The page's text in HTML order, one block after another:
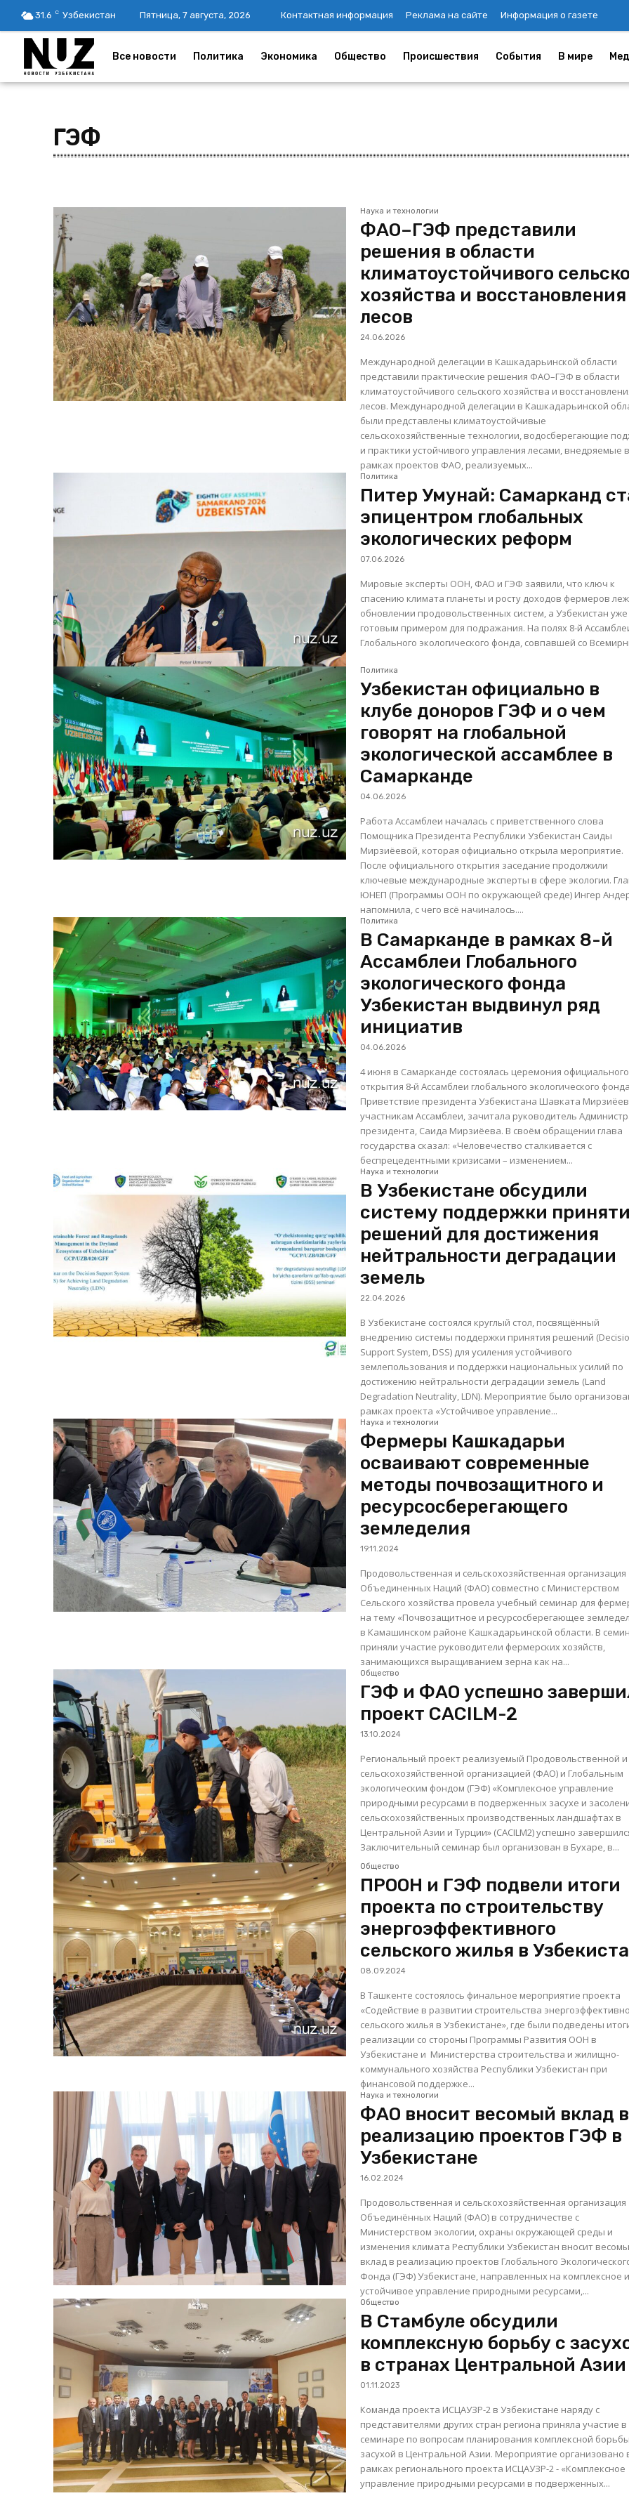
31.6 C Узбекистан Пятница, 7 августа, 2026 Контактная информация Реклама на сайте Информация о газете
Все новости Политика Экономика Общество Происшествия События В мире
ГЭФ
Наука и технологии
ФАО–ГЭФ представили
решения в области
климатоустойчивого
хозяйства и восстановления
лесов
24.06.2026
Международной делегации в Кашкадарьинской области
представили практические решения ФАО–ГЭФ в области
климатоустойчивого сельского хозяйства и
лесов. Международной делегации в Кашкадарьинской области
были представлены климатоустойчивые
сельскохозяйственные технологии, водосберегающие
и практики устойчивого управления лесами, внедряемые
рамках проектов ФАО, реализуемых...
Политика
Питер Умунай: Самарканд
эпицентром глобальных
экологических реформ
07.06.2026
Мировые эксперты ООН, ФАО и ГЭФ заявили, что ключ к
спасению климата планеты и росту доходов фермеров
обновлении продовольственных систем, а Узбекистан уже
готовым примером для подражания. На полях 8-й Ассамблеи
Глобального экологического фонда, совпавшей со
Политика
Узбекистан официально в
клубе доноров ГЭФ и о чем
говорят на глобальной
экологической ассамблее в
Самарканде
04.06.2026
Работа Ассамблеи началась с приветственного слова
Помощника Президента Республики Узбекистан Саиды
Мирзиёевой, которая официально открыла мероприятие.
После официального открытия заседание продолжили
ключевые международные эксперты в сфере экологии. Глава
ЮНЕП (Программы ООН по окружающей среде) Ингер
напомнила, с чего всё начиналось....
Политика
В Самарканде в рамках 8-й
Ассамблеи Глобального
экологического фонда
Узбекистан выдвинул ряд
инициатив
04.06.2026
4 июня в Самарканде состоялась церемония официального
открытия 8-й Ассамблеи глобального экологического
Приветствие президента Узбекистана Шавката
участникам Ассамблеи, зачитала руководитель
президента, Саида Мирзиёева. В своём обращении глава
государства сказал: «Человечество сталкивается с
беспрецедентными кризисами – изменением...
Наука и технологии
В Узбекистане обсудили
систему поддержки
решений для достижения
нейтральности деградации
земель
22.04.2026
В Узбекистане состоялся круглый стол, посвящённый
внедрению системы поддержки принятия решений
Support System, DSS) для усиления устойчивого
землепользования и поддержки национальных усилий по
достижению нейтральности деградации земель (Land
Degradation Neutrality, LDN). Мероприятие было организовано в
рамках проекта «Устойчивое управление...
Наука и технологии
Фермеры Кашкадарьи
осваивают современные
методы почвозащитного и
ресурсосберегающего
земледелия
19.11.2024
Продовольственная и сельскохозяйственная организация
Объединенных Наций (ФАО) совместно с Министерством
Cельского хозяйства провела учебный семинар для
на тему «Почвозащитное и ресурсосберегающее
в Камашинском районе Кашкадарьинской области. В семинаре
приняли участие руководители фермерских хозяйств,
занимающихся выращиванием зерна как на...
Общество
ГЭФ и ФАО успешно
проект CACILM-2
13.10.2024
Региональный проект реализуемый Продовольственной и
сельскохозяйственной организацией (ФАО) и Глобальным
экологическим фондом (ГЭФ) «Комплексное управление
природными ресурсами в подверженных засухе и
сельскохозяйственных производственных ландшафтах в
Центральной Азии и Турции» (CACILM2) успешно
Заключительный семинар был организован в Бухаре, в...
Общество
ПРООН и ГЭФ подвели итоги
проекта по строительству
энергоэффективного
сельского жилья в
08.09.2024
В Ташкенте состоялось финальное мероприятие проекта
«Содействие в развитии строительства
сельского жилья в Узбекистане», где были подведены
реализации со стороны Программы Развития ООН в
Узбекистане и Министерства строительства и жилищно-
коммунального хозяйства Республики Узбекистан при
финансовой поддержке...
Наука и технологии
ФАО вносит весомый вклад в
реализацию проектов ГЭФ в
Узбекистане
16.02.2024
Продовольственная и сельскохозяйственная организация
Объединённых Наций (ФАО) в сотрудничестве с
Министерством экологии, охраны окружающей среды и
изменения климата Республики Узбекистан вносит
вклад в реализацию проектов Глобального
Фонда (ГЭФ) Узбекистане, направленных на комплексное
устойчивое управление природными ресурсами,...
Общество
В Стамбуле обсудили
комплексную борьбу с
в странах Центральной Азии
01.11.2023
Команда проекта ИСЦАУЗР-2 в Узбекистане наряду с
представителями других стран региона приняла участие в
семинаре по вопросам планирования комплексной
засухой в Центральной Азии. Мероприятие организовано
рамках регионального проекта ИСЦАУЗР-2 - «Комплексное
управление природными ресурсами в подверженных...